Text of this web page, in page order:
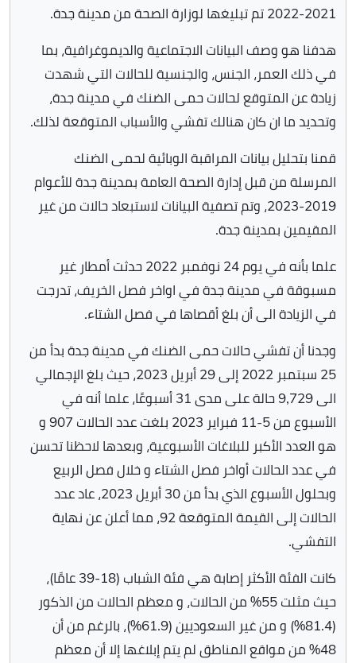
2021-2022 تم تبليغها لوزارة الصحة من مدينة جدة.
هدفنا هو وصف البيانات الاجتماعية والديموغرافية، بما
في ذلك العمر، الجنس، والجنسية للحالات التي شهدت
زيادة عن المتوقع لحالات حمى الضنك في مدينة جدة،
وتحديد ما ان كان هنالك تفشي والأسباب المتوقعة لذلك.
قمنا بتحليل بيانات المراقبة الوبائية لحمى الضنك
المرسلة من قبل إدارة الصحة العامة بمدينة جدة للأعوام
2019-2023، وتم تصفية البيانات لاستبعاد حالات من غير
المقيمين بمدينة جدة.
علما بأنه في يوم 24 نوفمبر 2022 حدثت أمطار غير
مسبوقة في مدينة جدة في اواخر فصل الخريف، تدرجت
في الزيادة الى أن بلغ أقصاها في فصل الشتاء.
وجدنا أن تفشي حالات حمى الضنك في مدينة جدة بدأ من
25 سبتمبر 2022 إلى 29 أبريل 2023، حيث بلغ الإجمالي
الى 9,729 حالة على مدى 31 أسبوعًا، علما أنه في
الأسبوع من 5-11 فبراير 2023 بلغت عدد الحالات 907 و
هو العدد الأكبر للبلاغات الأسبوعية، وبعدها لاحظنا تحسن
في عدد الحالات أواخر فصل الشتاء و خلال فصل الربيع
وبحلول الأسبوع الذي بدأ من 30 أبريل 2023، عاد عدد
الحالات إلى القيمة المتوقعة 92، مما أعلن عن نهاية
التفشي.
كانت الفئة الأكثر إصابة هي فئة الشباب (18-39 عامًا)،
حيث مثلت 55% من الحالات، و معظم الحالات من الذكور
(81.4%) و من غير السعوديين (61.9%)، بالرغم من أن
48% من مواقع المناطق لم يتم إبلاغها إلا أن معظم